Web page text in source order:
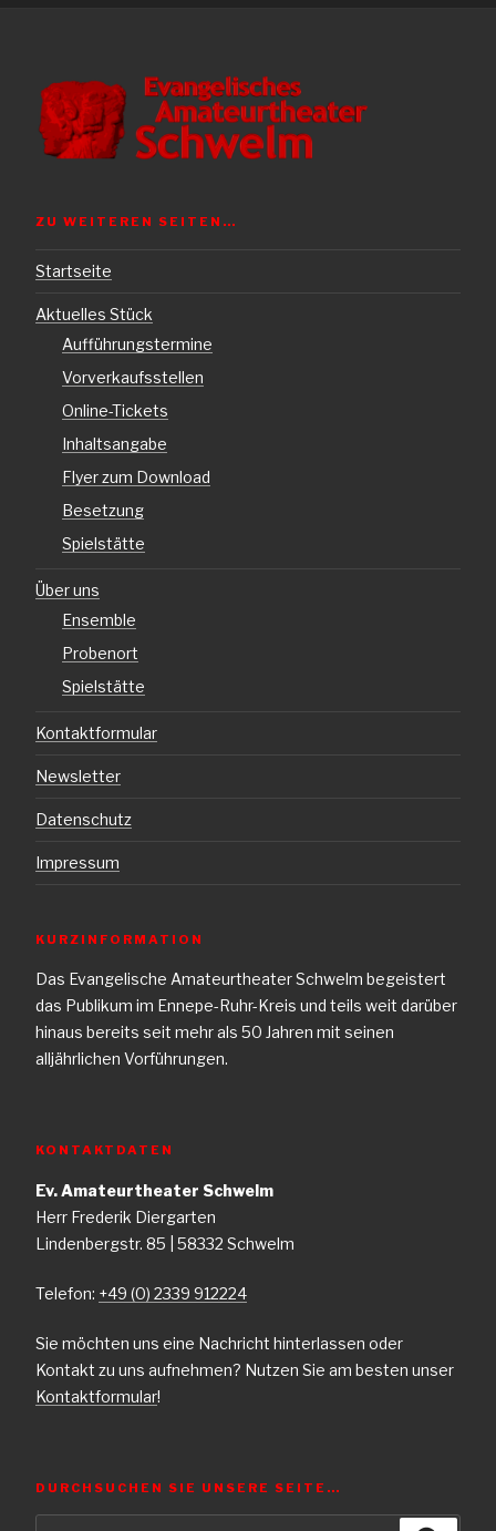
ZU WEITEREN SEITEN…
Startseite
Aktuelles Stück
Aufführungstermine
Vorverkaufsstellen
Online-Tickets
Inhaltsangabe
Flyer zum Download
Besetzung
Spielstätte
Über uns
Ensemble
Probenort
Spielstätte
Kontaktformular
Newsletter
Datenschutz
Impressum
KURZINFORMATION
Das Evangelische Amateurtheater Schwelm begeistert
das Publikum im Ennepe-Ruhr-Kreis und teils weit darüber
hinaus bereits seit mehr als 50 Jahren mit seinen
alljährlichen Vorführungen.
KONTAKTDATEN
Ev. Amateurtheater Schwelm
Herr Frederik Diergarten
Lindenbergstr. 85 | 58332 Schwelm
Telefon: +49 (0) 2339 912224
Sie möchten uns eine Nachricht hinterlassen oder
Kontakt zu uns aufnehmen? Nutzen Sie am besten unser
Kontaktformular!
DURCHSUCHEN SIE UNSERE SEITE…